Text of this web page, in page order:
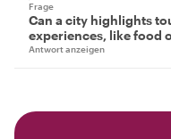
Frage
Can a city highlights
experiences, like food
Antwort anzeigen